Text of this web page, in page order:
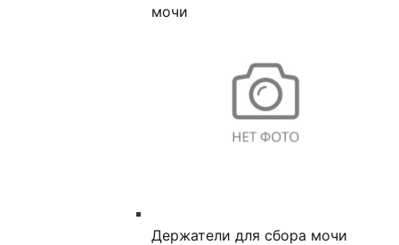
мочи
Держатели для сбора мочи